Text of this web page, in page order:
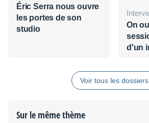
Éric Serra nous ouvre
les portes de son
studio
On
d'un
Voir tous les dossiers
Sur le même thème